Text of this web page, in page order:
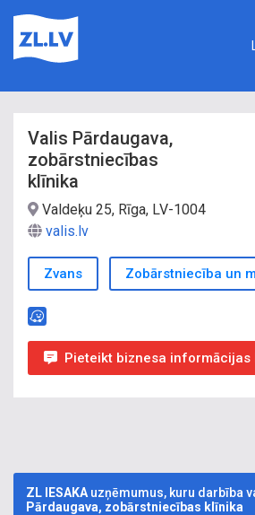
Valis Pārdaugava,
zobārstniecības
klīnika
Valdeķu 25, Rīga, LV-1004
valis.lv
Zvans Zobārstniecība un
Pieteikt biznesa informācijas
ZL IESAKA uzņēmumus, kuru darbība
Pārdaugava, zobārstniecības klīnika